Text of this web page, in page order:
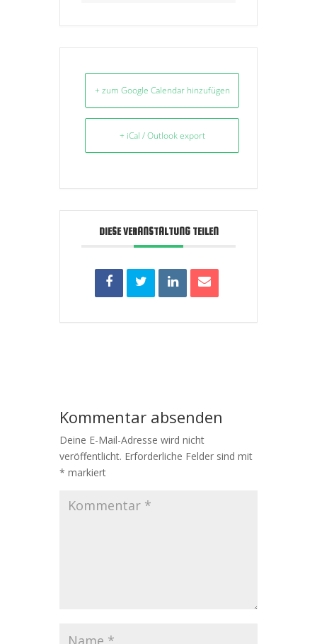
+ zum Google Calendar hinzufügen
+ iCal / Outlook export
DIESE VERANSTALTUNG TEILEN
Kommentar absenden
Deine E-Mail-Adresse wird nicht
veröffentlicht. Erforderliche Felder sind mit
* markiert